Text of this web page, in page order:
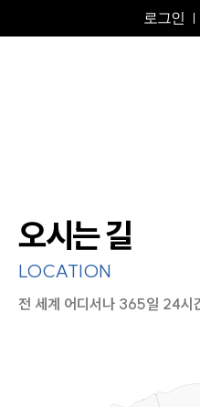
로그인
오시는 길
LOCATION
전 세계 어디서나 365일 24시